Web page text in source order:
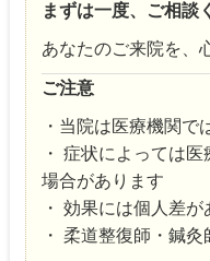
まずは一度、ご相談
あなたのご来院を、
ご注意
・当院は医療機関で
・ 症状によっては
場合があります
・ 効果には個人差が
・ 柔道整復師・鍼